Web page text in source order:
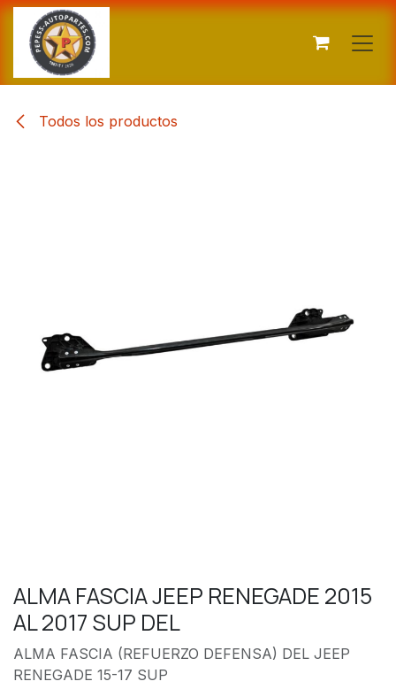
Ir al contenido
Todos los productos
ALMA FASCIA JEEP RENEGADE 2015
AL 2017 SUP DEL
ALMA FASCIA (REFUERZO DEFENSA) DEL JEEP
RENEGADE 15-17 SUP